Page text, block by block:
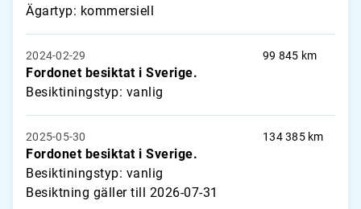
Ägartyp: kommersiell
2024-02-29
Fordonet besiktat i Sverige.
Besiktiningstyp: vanlig
99 845 km
2025-05-30
Fordonet besiktat i Sverige.
Besiktiningstyp: vanlig
Besiktning gäller till 2026-07-31
134 385 km